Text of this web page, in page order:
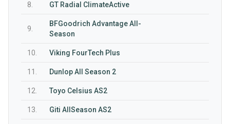
8. GT Radial ClimateActive
9.
BFGoodrich Advantage All-
Season
10. Viking FourTech Plus
11. Dunlop All Season 2
12. Toyo Celsius AS2
13. Giti AllSeason AS2